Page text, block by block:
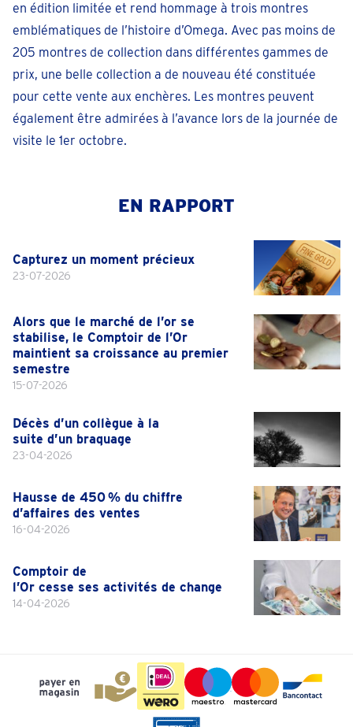
en édition limitée et rend hommage à trois montres
emblématiques de l’histoire d’Omega. Avec pas moins de
205 montres de collection dans différentes gammes de
prix, une belle collection a de nouveau été constituée
pour cette vente aux enchères. Les montres peuvent
également être admirées à l’avance lors de la journée de
visite le 1er octobre.
EN RAPPORT
Capturez un moment précieux
23-07-2026
Alors que le marché de l’or se
stabilise, le Comptoir de l’Or
maintient sa croissance au premier
semestre
15-07-2026
Décès d’un collègue à la
suite d’un braquage
23-04-2026
Hausse de 450 % du chiffre
d’affaires des ventes
16-04-2026
Comptoir de
l’Or cesse ses activités de change
14-04-2026